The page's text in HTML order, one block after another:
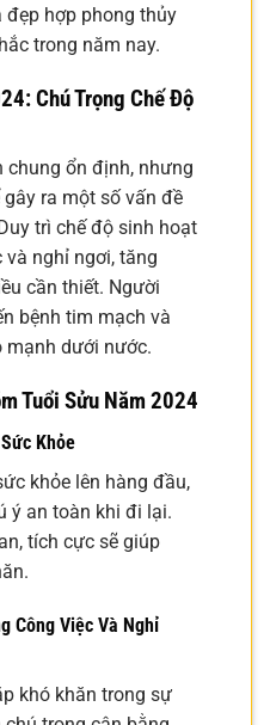
đẹp hợp phong thủy
trong năm nay.
Chú Trọng Chế Độ
chung ổn định, nhưng
ra một số vấn đề
trì chế độ sinh hoạt
và nghỉ ngơi, tăng
cần thiết. Người
bệnh tim mạch và
mạnh dưới nước.
Tuổi Sửu Năm 2024
Khỏe
khỏe lên hàng đầu,
ý an toàn khi đi lại.
tích cực sẽ giúp
Công Việc Và Nghỉ
khó khăn trong sự